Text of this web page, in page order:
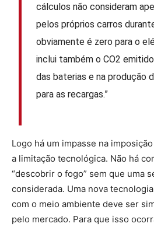
cálculos não consideram
pelos próprios carros
obviamente é zero para o
inclui também o CO2
das baterias e na produção
para as recargas.”
Logo há um impasse na
a limitação tecnológica. Não há
“descobrir o fogo” sem que uma
considerada. Uma nova
com o meio ambiente deve ser
pelo mercado. Para que isso